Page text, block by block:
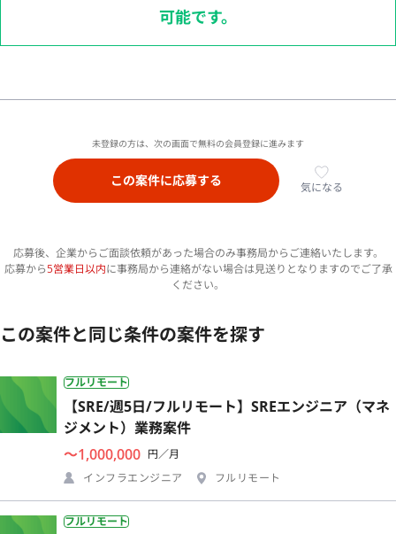
可能です。
未登録の方は、次の画面で無料の会員登録に進みます
この案件に応募する 気になる
応募後、企業からご面談依頼があった場合のみ事務局からご連絡いたします。
応募から5営業日以内に事務局から連絡がない場合は見送りとなりますのでご了承
ください。
この案件と同じ条件の案件を探す
フルリモート
【SRE/週5日/フルリモート】SREエンジニア（マネ
ジメント）業務案件
〜1,000,000 円／月
インフラエンジニア
フルリモート
フルリモート